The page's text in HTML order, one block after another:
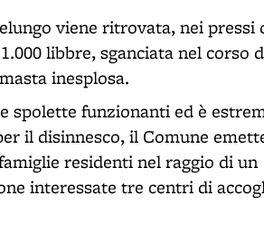
viene ritrovata, nei pressi
libbre, sganciata nel corso
inesplosa.
spolette funzionanti ed è
il disinnesco, il Comune
residenti nel raggio di un
interessate tre centri di